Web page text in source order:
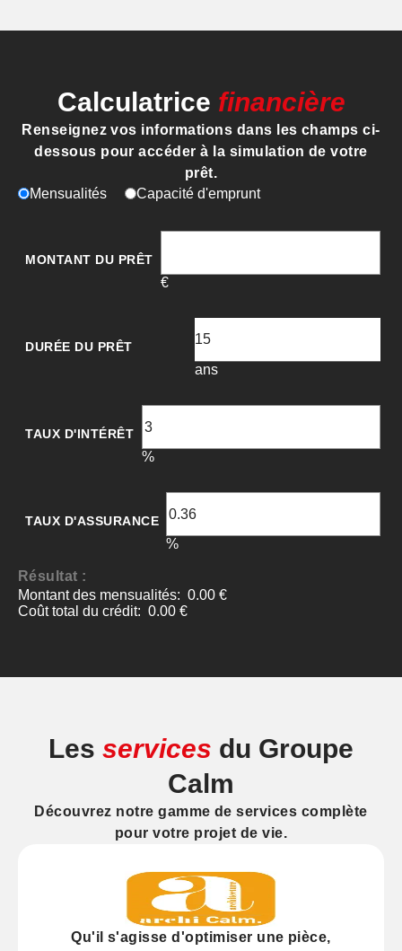
Calculatrice financière
Renseignez vos informations dans les champs ci-
dessous pour accéder à la simulation de votre
prêt.
Les services du Groupe
Calm
Découvrez notre gamme de services complète
pour votre projet de vie.
Qu'il s'agisse d'optimiser une pièce,